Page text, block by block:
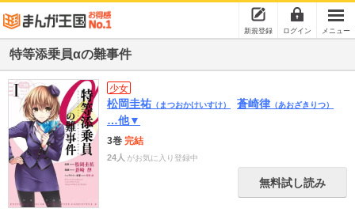
新規登録 ログイン メニュー
特等添乗員αの難事件
少女
松岡圭祐 （まつおかけいすけ） 蒼崎律 （あおざきりつ）
…他▼
3巻 完結
24人 がお気に入り登録中
無料試し読み